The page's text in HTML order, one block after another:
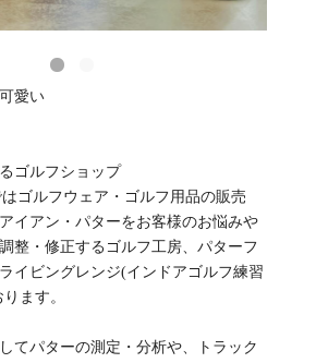
愛い
ゴルフショップ
ゴルフウェア・ゴルフ用品の販売
イアン・パターをお客様のお悩みや
整・修正するゴルフ工房、パターフ
イビングレンジ(インドアゴルフ練習
ます。
てパターの測定・分析や、トラック